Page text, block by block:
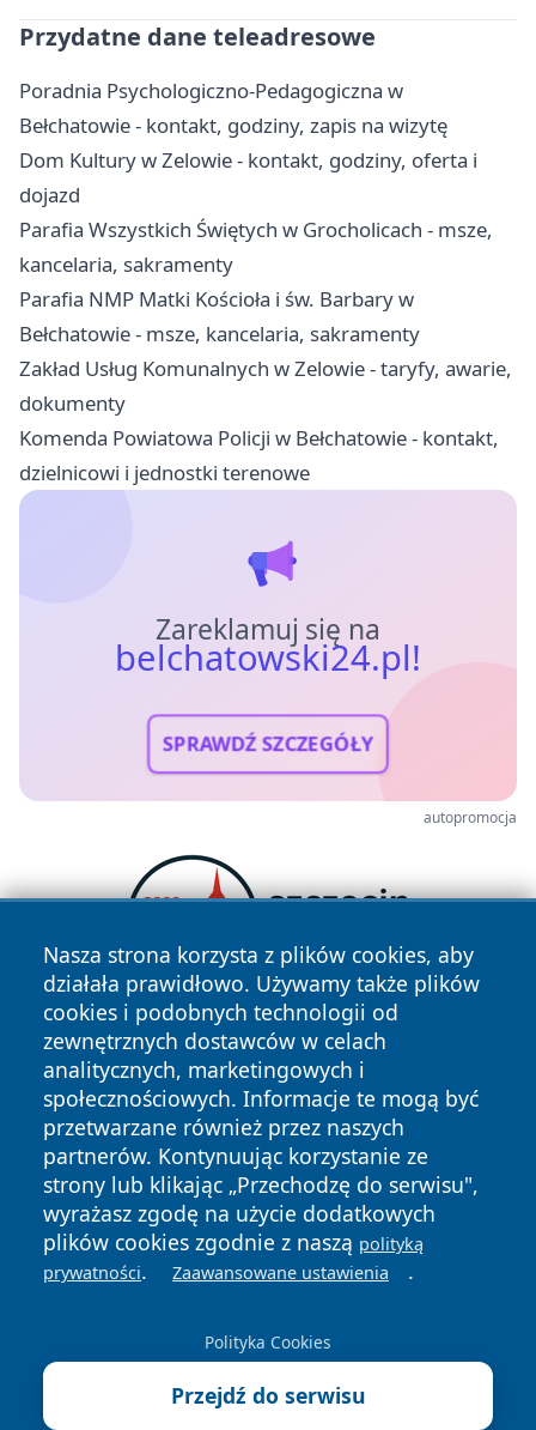
Przydatne dane teleadresowe
Poradnia Psychologiczno-Pedagogiczna w
Bełchatowie - kontakt, godziny, zapis na wizytę
Dom Kultury w Zelowie - kontakt, godziny, oferta i
dojazd
Parafia Wszystkich Świętych w Grocholicach - msze,
kancelaria, sakramenty
Parafia NMP Matki Kościoła i św. Barbary w
Bełchatowie - msze, kancelaria, sakramenty
Zakład Usług Komunalnych w Zelowie - taryfy, awarie,
dokumenty
Komenda Powiatowa Policji w Bełchatowie - kontakt,
dzielnicowi i jednostki terenowe
Zareklamuj się na
belchatowski24.pl!
SPRAWDŹ SZCZEGÓŁY
autopromocja
Nasza strona korzysta z plików cookies, aby
działała prawidłowo. Używamy także plików
cookies i podobnych technologii od
zewnętrznych dostawców w celach
analitycznych, marketingowych i
społecznościowych. Informacje te mogą być
przetwarzane również przez naszych
partnerów. Kontynuując korzystanie ze
strony lub klikając „Przechodzę do serwisu",
wyrażasz zgodę na użycie dodatkowych
plików cookies zgodnie z naszą polityką
prywatności. Zaawansowane ustawienia .
Polityka Cookies
Przejdź do serwisu
Copyright © 2026 belchatowski24.pl Wszystkie prawa
zastrzeżone.